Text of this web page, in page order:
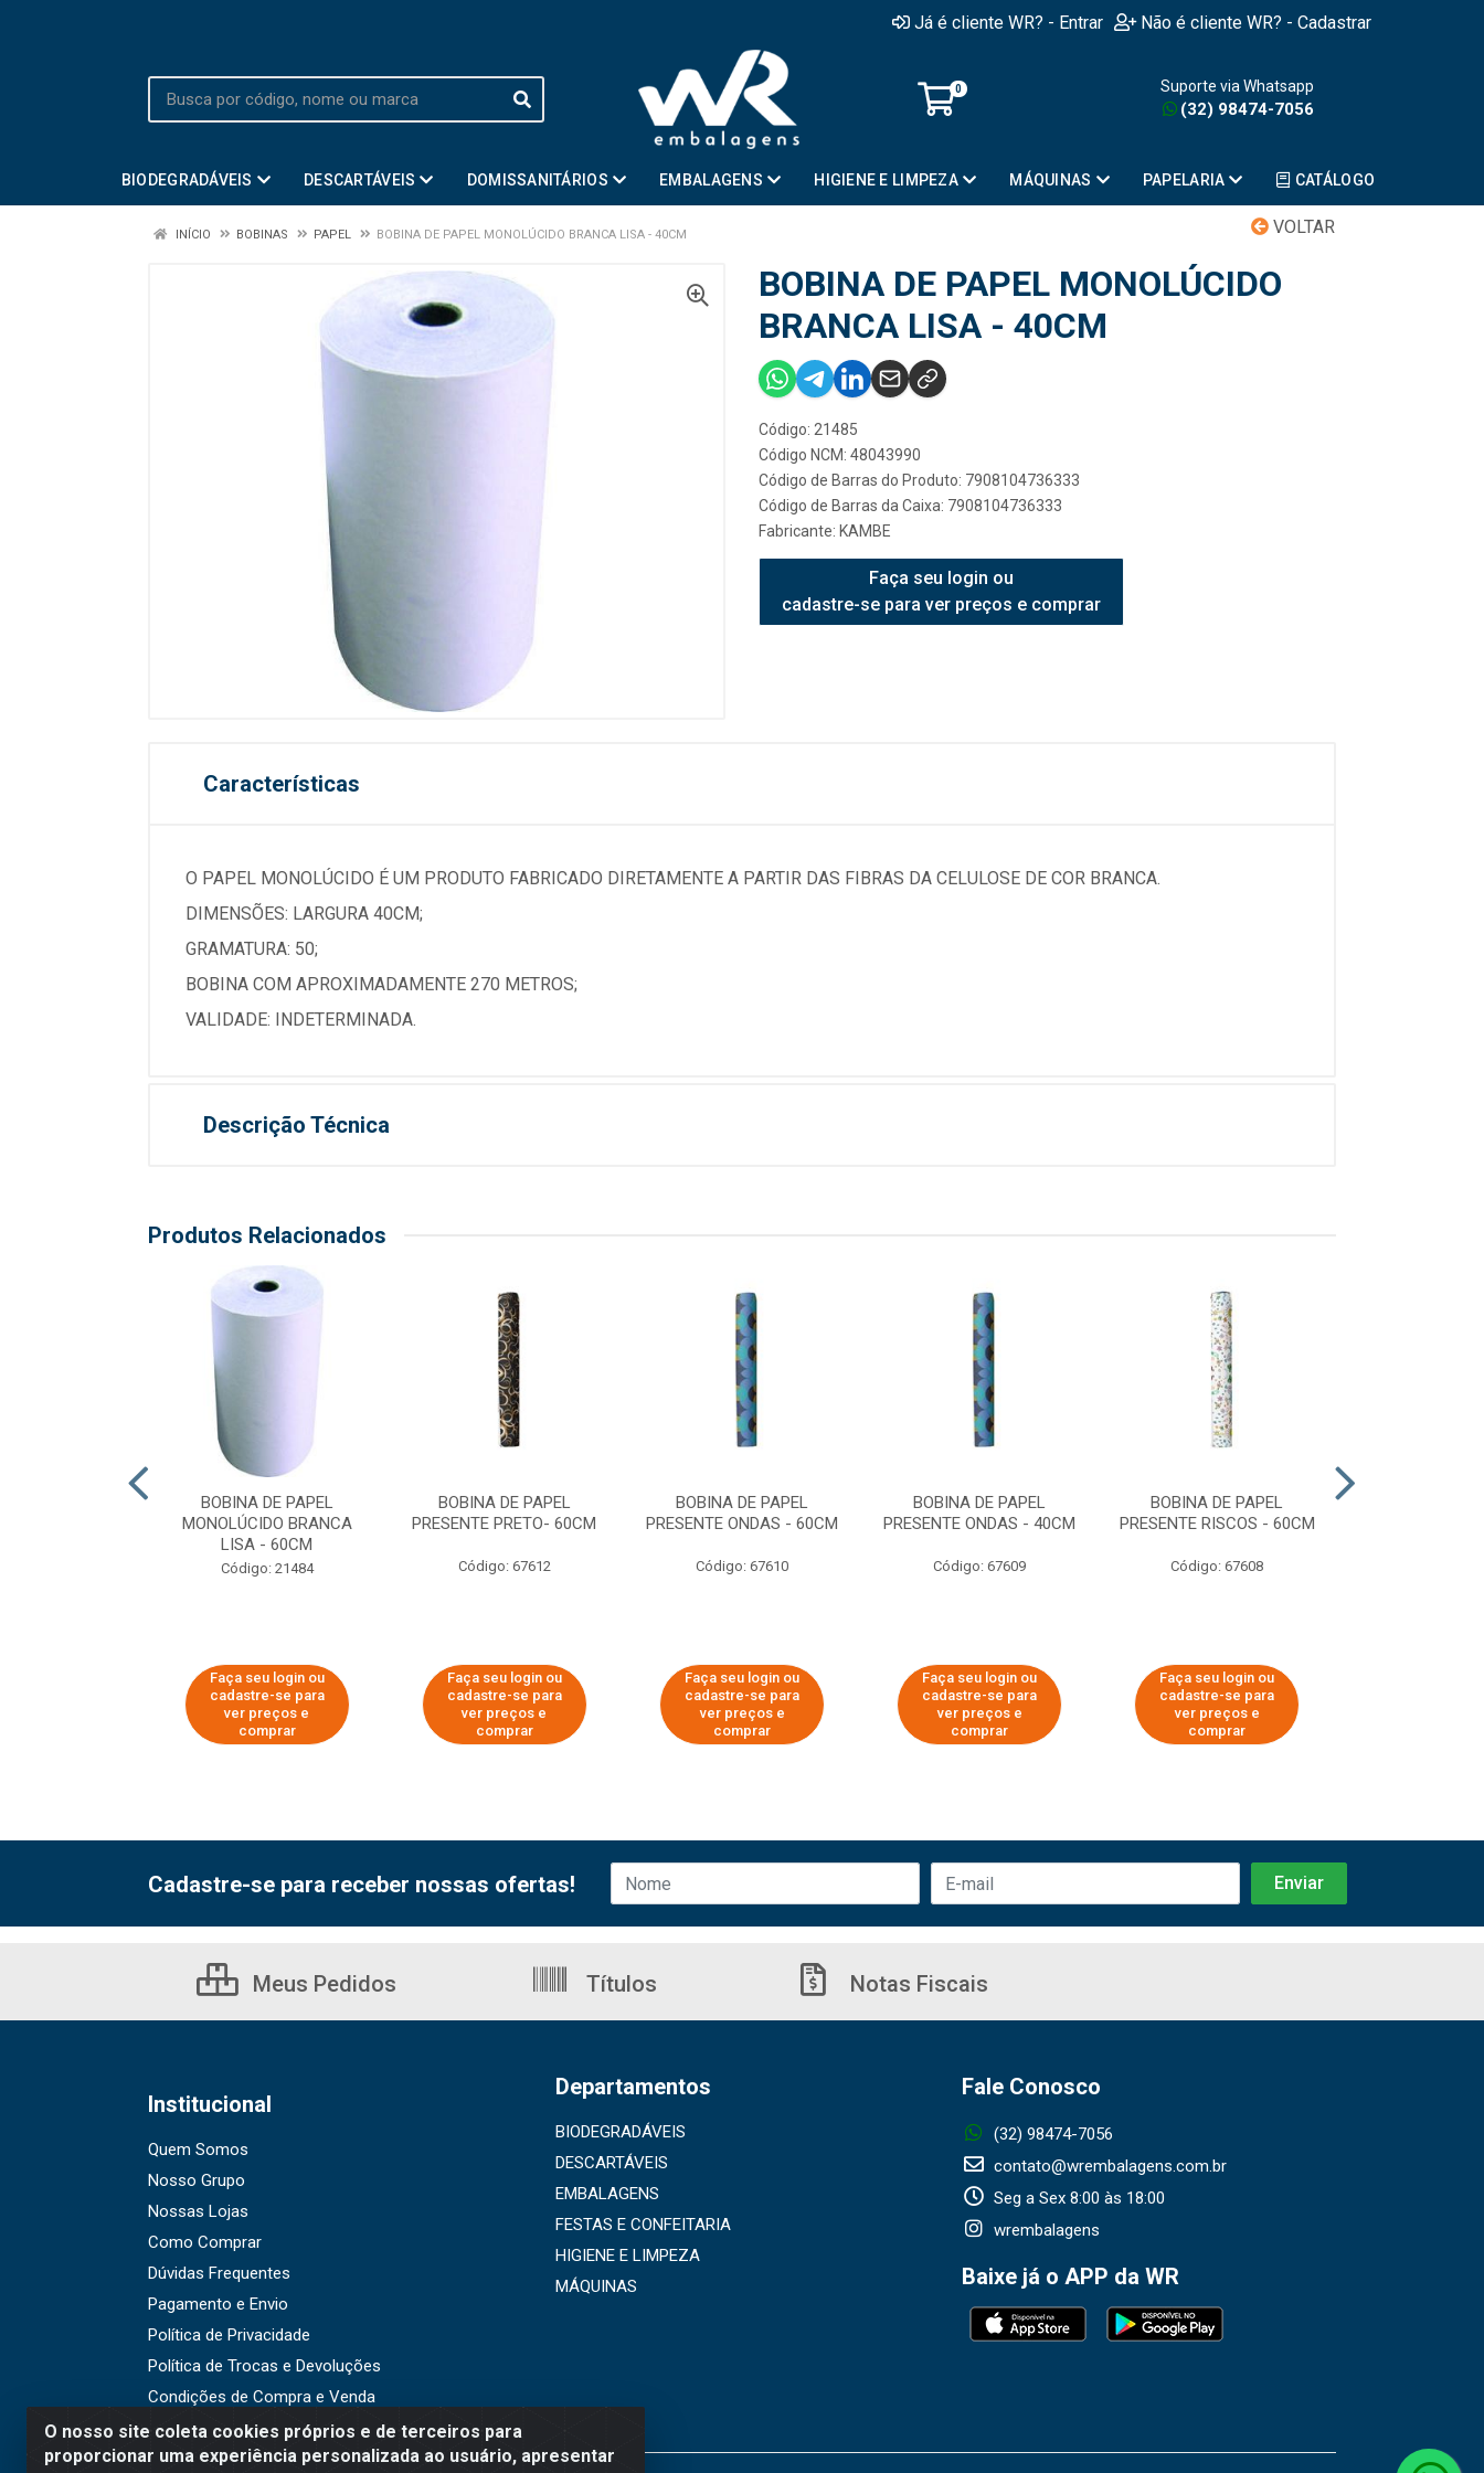
Já é cliente WR? - Entrar Não é cliente WR? - Cadastrar
0 Suporte via Whatsapp
(32) 98474-7056
BIODEGRADÁVEIS DESCARTÁVEIS DOMISSANITÁRIOS EMBALAGENS HIGIENE E LIMPEZA MÁQUINAS PAPELARIA CATÁLOGO
VOLTAR
INÍCIO BOBINAS PAPEL BOBINA DE PAPEL MONOLÚCIDO BRANCA LISA - 40CM
BOBINA DE PAPEL MONOLÚCIDO
BRANCA LISA - 40CM
Código: 21485
Código NCM: 48043990
Código de Barras do Produto: 7908104736333
Código de Barras da Caixa: 7908104736333
Fabricante: KAMBE
Faça seu login ou
cadastre-se para ver preços e comprar
Características
O PAPEL MONOLÚCIDO É UM PRODUTO FABRICADO DIRETAMENTE A PARTIR DAS FIBRAS DA CELULOSE DE COR BRANCA.
DIMENSÕES: LARGURA 40CM;
GRAMATURA: 50;
BOBINA COM APROXIMADAMENTE 270 METROS;
VALIDADE: INDETERMINADA.
Descrição Técnica
Produtos Relacionados
BOBINA DE PAPEL
MONOLÚCIDO BRANCA
LISA - 60CM
Código: 21484
Faça seu login ou
cadastre-se para
ver preços e
comprar
BOBINA DE PAPEL
PRESENTE PRETO- 60CM
Código: 67612
Faça seu login ou
cadastre-se para
ver preços e
comprar
BOBINA DE PAPEL
PRESENTE ONDAS - 60CM
Código: 67610
Faça seu login ou
cadastre-se para
ver preços e
comprar
BOBINA DE PAPEL
PRESENTE ONDAS - 40CM
Código: 67609
Faça seu login ou
cadastre-se para
ver preços e
comprar
BOBINA DE PAPEL
PRESENTE RISCOS - 60CM
Código: 67608
Faça seu login ou
cadastre-se para
ver preços e
comprar
O nosso site coleta cookies próprios e de terceiros para
proporcionar uma experiência personalizada ao usuário, apresentar
Cadastre-se para receber nossas ofertas!
Meus Pedidos Títulos Notas Fiscais
Institucional
Quem Somos
Nosso Grupo
Nossas Lojas
Como Comprar
Dúvidas Frequentes
Pagamento e Envio
Política de Privacidade
Política de Trocas e Devoluções
Condições de Compra e Venda
Departamentos
BIODEGRADÁVEIS
DESCARTÁVEIS
EMBALAGENS
FESTAS E CONFEITARIA
HIGIENE E LIMPEZA
MÁQUINAS
Fale Conosco
(32) 98474-7056
contato@wrembalagens.com.br
Seg a Sex 8:00 às 18:00
wrembalagens
Baixe já o APP da WR